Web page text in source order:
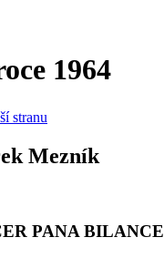
1964
stranu
Mezník
PANA BILANCE